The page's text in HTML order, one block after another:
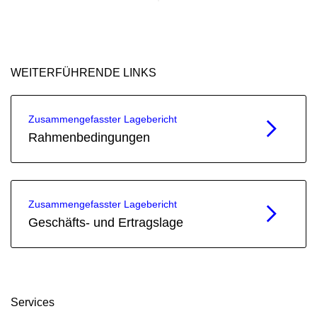
WEITERFÜHRENDE LINKS
Zusammen­gefasster Lagebericht
Rahmenbedingungen
Zusammen­gefasster Lagebericht
Geschäfts- und Ertragslage
Services